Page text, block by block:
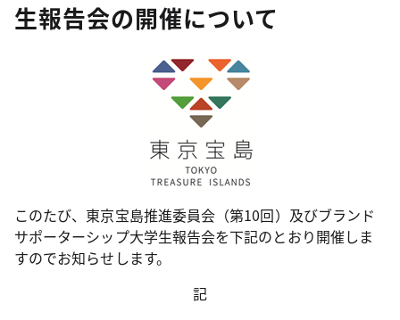
生報告会の開催について
このたび、東京宝島推進委員会（第10回）及びブランド
サポーターシップ大学生報告会を下記のとおり開催しま
すのでお知らせします。
記